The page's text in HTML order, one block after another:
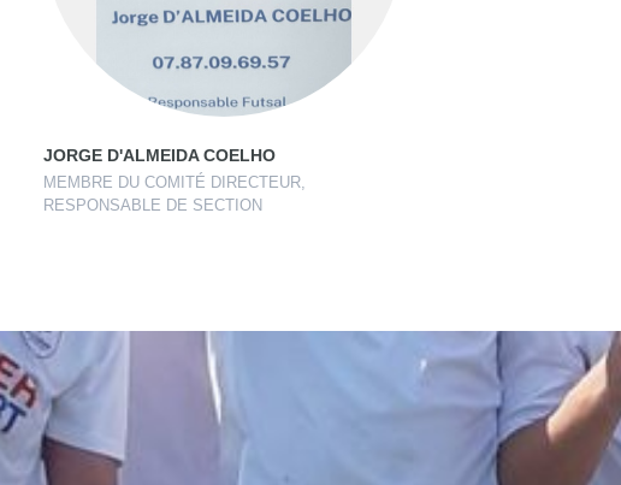
JORGE D'ALMEIDA COELHO
MEMBRE DU COMITÉ DIRECTEUR,
RESPONSABLE DE SECTION